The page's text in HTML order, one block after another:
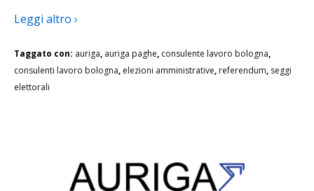
Leggi altro ›
Taggato con: auriga, auriga paghe, consulente lavoro bologna,
consulenti lavoro bologna, elezioni amministrative, referendum, seggi
elettorali